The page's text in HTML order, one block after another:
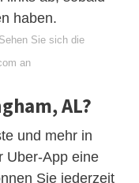
haben.
Sehen Sie sich die
an
AL?
und mehr in
Uber-App eine
Sie jederzeit